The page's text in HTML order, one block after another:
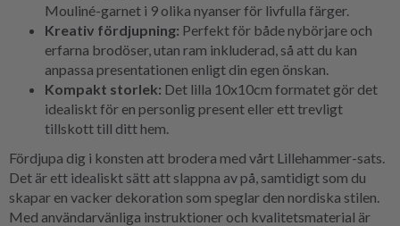
Mouliné-garnet i 9 olika nyanser för livfulla färger.
Kreativ fördjupning: Perfekt för både nybörjare och
erfarna brodöser, utan ram inkluderad, så att du kan
anpassa presentationen enligt din egen önskan.
Kompakt storlek: Det lilla 10x10cm formatet gör det
idealiskt för en personlig present eller ett trevligt
tillskott till ditt hem.
Fördjupa dig i konsten att brodera med vårt Lillehammer-sats.
Det är ett idealiskt sätt att slappna av på, samtidigt som du
skapar en vacker dekoration som speglar den nordiska stilen.
Med användarvänliga instruktioner och kvalitetsmaterial är